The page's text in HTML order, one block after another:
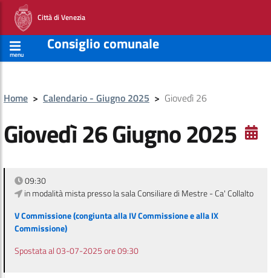
Città di Venezia
menu
Consiglio comunale
Home > Calendario - Giugno 2025 > Giovedì 26
Giovedì 26 Giugno 2025
09:30
in modalità mista presso la sala Consiliare di Mestre - Ca' Collalto
V Commissione (congiunta alla IV Commissione e alla IX
Commissione)
Spostata al 03-07-2025 ore 09:30